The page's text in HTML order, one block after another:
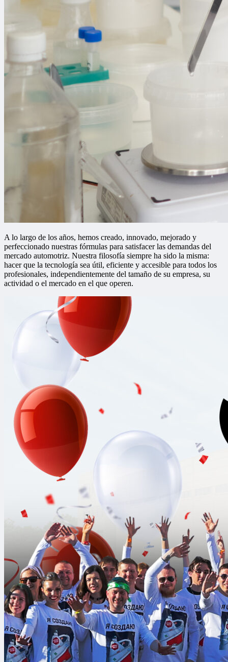
A lo largo de los años, hemos creado, innovado, mejorado y
perfeccionado nuestras fórmulas para satisfacer las demandas del
mercado automotriz. Nuestra filosofía siempre ha sido la misma:
hacer que la tecnología sea útil, eficiente y accesible para todos los
profesionales, independientemente del tamaño de su empresa, su
actividad o el mercado en el que operen.